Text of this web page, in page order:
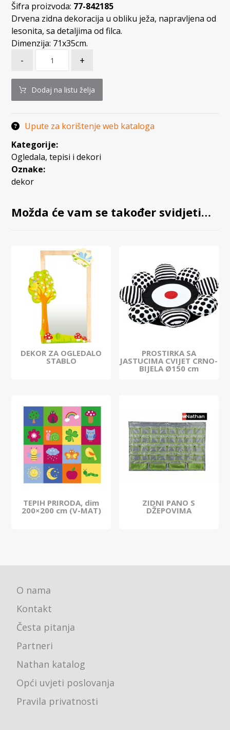
Šifra proizvoda: 77-842185
Drvena zidna dekoracija u obliku ježa, napravljena od
lesonita, sa detaljima od filca.
Dimenzija: 71x35cm.
- +
Dodaj na listu želja
Upute za korištenje web kataloga
Kategorije:
Ogledala, tepisi i dekori
Oznake:
dekor
Možda će vam se također svidjeti…
DEKOR ZA OGLEDALO
STABLO
PROSTIRKA SA
JASTUCIMA CVIJET CRNO-
BIJELA Ø150 cm
TEPIH PRIRODA, dim
200×200 cm (V-MAT)
ZIDNI PANO S
DŽEPOVIMA
O nama
Kontakt
Česta pitanja
Partneri
Nathan katalog
Opći uvjeti poslovanja
Pravila privatnosti